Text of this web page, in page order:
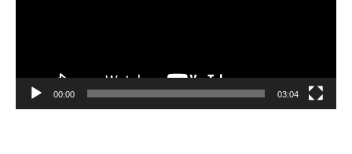
00:00 03:04